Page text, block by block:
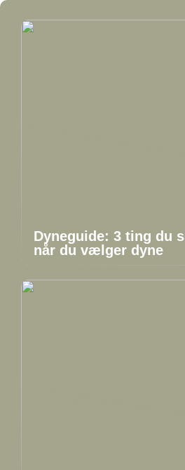
Dyneguide: 3 ting du
når du vælger dyne